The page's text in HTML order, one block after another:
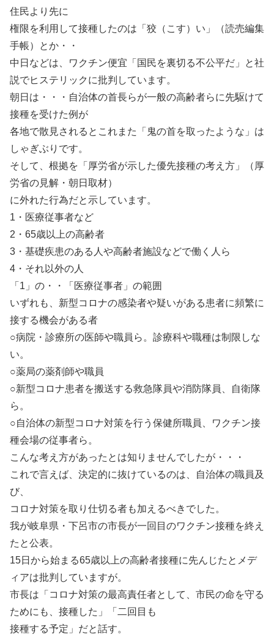
住民より先に
権限を利用して接種したのは「狡（こす）い」（読売編集
手帳）とか・・
中日などは、ワクチン便宜「国民を裏切る不公平だ」と社
説でヒステリックに批判しています。
朝日は・・・自治体の首長らが一般の高齢者らに先駆けて
接種を受けた例が
各地で散見されるとこれまた「鬼の首を取ったような」は
しゃぎぶりです。
そして、根拠を「厚労省が示した優先接種の考え方」（厚
労省の見解・朝日取材）
に外れた行為だと示しています。
1・医療従事者など
2・65歳以上の高齢者
3・基礎疾患のある人や高齢者施設などで働く人ら
4・それ以外の人
「1」の・・「医療従事者」の範囲
いずれも、新型コロナの感染者や疑いがある患者に頻繁に
接する機会がある者
○病院・診療所の医師や職員ら。診療科や職種は制限しな
い。
○薬局の薬剤師や職員
○新型コロナ患者を搬送する救急隊員や消防隊員、自衛隊
ら。
○自治体の新型コロナ対策を行う保健所職員、ワクチン接
種会場の従事者ら。
こんな考え方があったとは知りませんでしたが・・・
これで言えば、決定的に抜けているのは、自治体の職員及
び、
コロナ対策を取り仕切る者も加えるべきでした。
我が岐阜県・下呂市の市長が一回目のワクチン接種を終え
たと公表。
15日から始まる65歳以上の高齢者接種に先んじたとメデ
ィアは批判していますが。
市長は「コロナ対策の最高責任者として、市民の命を守る
ためにも、接種した」「二回目も
接種する予定」だと話す。